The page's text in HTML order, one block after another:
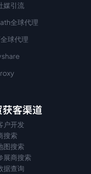
媒引流
全球代理
球代理
客渠道
户开发
搜索
图搜索
展商搜索
据查询